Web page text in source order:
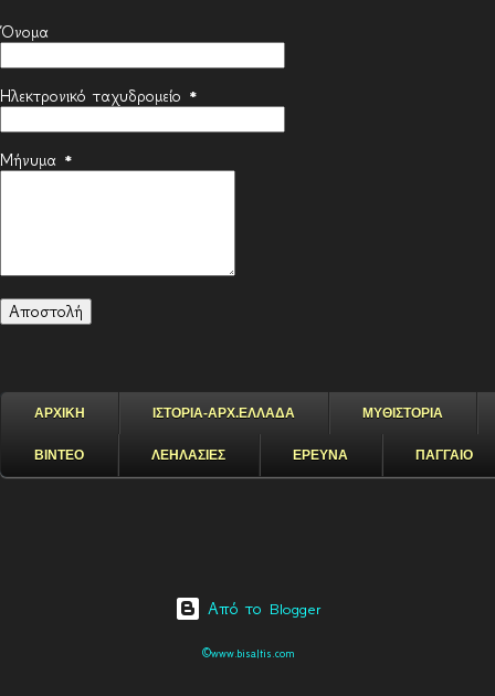
Όνομα
Ηλεκτρονικό ταχυδρομείο *
Μήνυμα *
ΑΡΧΙΚΗ ΙΣΤΟΡΙΑ-ΑΡΧ.ΕΛΛΑΔΑ ΜΥΘΙΣΤΟΡΙΑ
ΒΙΝΤΕΟ ΛΕΗΛΑΣΙΕΣ ΕΡΕΥΝΑ ΠΑΓΓΑΙΟ
Από το Blogger
©www.bisaltis.com